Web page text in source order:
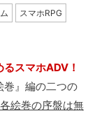
スマホRPG
スマホADV！
巻』編の二つの
絵巻の序盤は無